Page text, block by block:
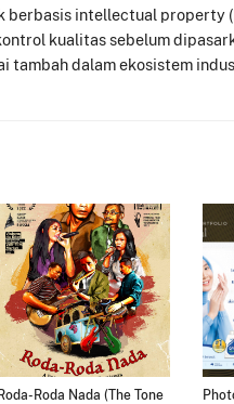
berbasis intellectual property
kualitas sebelum
tambah dalam ekosistem
Roda-Roda Nada (The Tone